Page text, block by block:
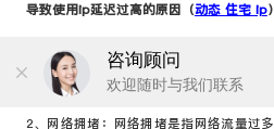
导致使用ip延迟过高的原因（动态 住宅 ip）
IP延迟过高可能是由以下原因造成的：
1、服务器负载过高：如果服务器上有太
服务器的负载就会过高，导致延迟增加。
2、网络拥堵：网络拥堵是指网络流量过